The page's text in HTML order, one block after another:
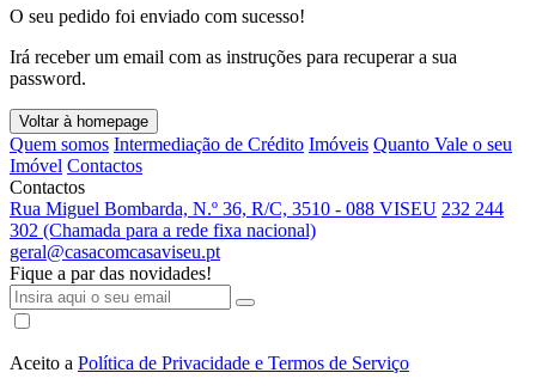
O seu pedido foi enviado com sucesso!
Irá receber um email com as instruções para recuperar a sua
password.
Voltar à homepage
Quem somos Intermediação de Crédito Imóveis Quanto Vale o seu
Imóvel Contactos
Contactos
Rua Miguel Bombarda, N.º 36, R/C, 3510 - 088 VISEU 232 244
302 (Chamada para a rede fixa nacional)
geral@casacomcasaviseu.pt
Fique a par das novidades!
Aceito a Política de Privacidade e Termos de Serviço